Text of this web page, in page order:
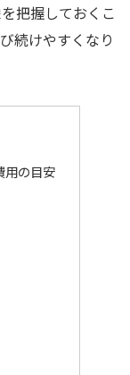
把握しておくこ
続けやすくなり
用の目安